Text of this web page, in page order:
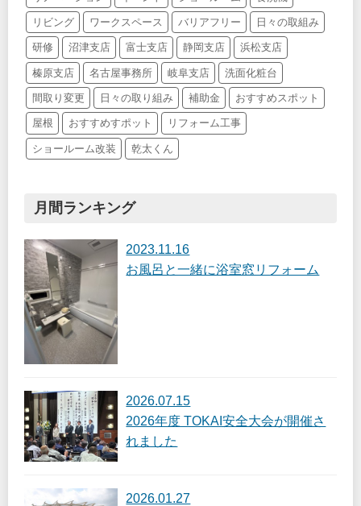
リビング ワークスペース バリアフリー 日々の取組み
研修 沼津支店 富士支店 静岡支店 浜松支店
榛原支店 名古屋事務所 岐阜支店 洗面化粧台
間取り変更 日々の取り組み 補助金 おすすめスポット
屋根 おすすめすポット リフォーム工事
ショールーム改装 乾太くん
月間ランキング
2023.11.16
お風呂と一緒に浴室窓リフォーム
2026.07.15
2026年度 TOKAI安全大会が開催さ
れました
2026.01.27